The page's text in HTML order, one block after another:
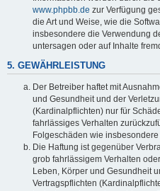
www.phpbb.de zur Verfügung
die Art und Weise, wie die
insbesondere die Verwendung
untersagen oder auf Inhalte
5. GEWÄHRLEISTUNG
Der Betreiber haftet mit
und Gesundheit und der
(Kardinalpflichten) nur für
fahrlässiges Verhalten
Folgeschäden wie
Die Haftung ist gegenüber
grob fahrlässigem Verhalten
Leben, Körper und Gesundheit
Vertragspflichten